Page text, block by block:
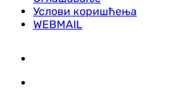
Услови коришћења
WEBMAIL